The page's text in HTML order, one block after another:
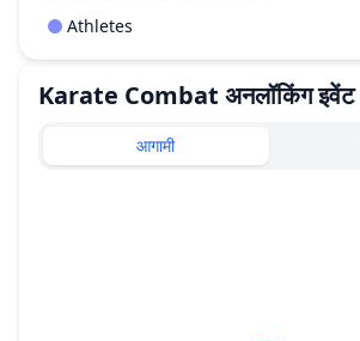
Athletes
Karate Combat अनलॉकिंग इवेंट
आगामी